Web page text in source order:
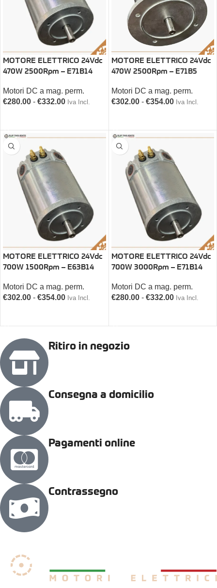
MOTORE ELETTRICO 24Vdc
470W 2500Rpm – E71B14
Motori DC a mag. perm.
€280.00 - €332.00 Iva Incl.
MOTORE ELETTRICO 24Vdc
470W 2500Rpm – E71B5
Motori DC a mag. perm.
€302.00 - €354.00 Iva Incl.
MOTORE ELETTRICO 24Vdc
700W 1500Rpm – E63B14
Motori DC a mag. perm.
€302.00 - €354.00 Iva Incl.
MOTORE ELETTRICO 24Vdc
700W 3000Rpm – E71B14
Motori DC a mag. perm.
€280.00 - €332.00 Iva Incl.
Ritiro in negozio
Consegna a domicilio
Pagamenti online
Contrassegno